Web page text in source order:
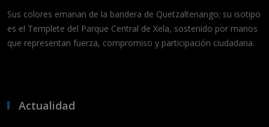
Sus colores emanan de la bandera de Quetzaltenango; su isotipo
es el Templete del Parque Central de Xela, sostenido por manos
que representan fuerza, compromiso y participación ciudadana.
Actualidad